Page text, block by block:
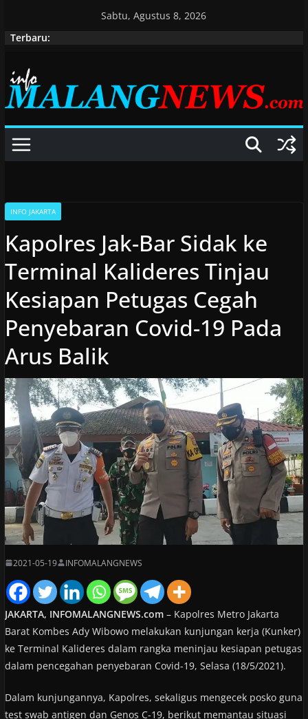
Sabtu, Agustus 8, 2026
Terbaru:
INFO JAKARTA
Kapolres Jak-Bar Sidak ke
Terminal Kalideres Tinjau
Kesiapan Petugas Cegah
Penyebaran Covid-19 Pada
Arus Balik
2021-05-19 INFOMALANGNEWS
JAKARTA, INFOMALANGNEWS.com– Kapolres Metro Jakarta
Barat Kombes Ady Wibowo melakukan kunjungan kerja (Kunker)
ke Terminal Kalideres dalam rangka meninjau kesiapan petugas
dalam pencegahan penyebaran Covid-19, Selasa (18/5/2021).
Dalam kunjungannya, Kapolres, sekaligus mengecek posko guna
test swab antigen dan Genos C-19, berikut memantau situasi